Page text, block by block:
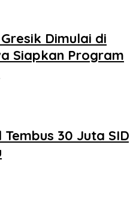
Dimulai di
Siapkan Program
30 Juta